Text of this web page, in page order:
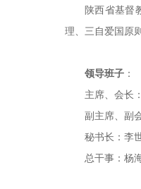
陕西省基督
理、三自爱国原
领导班子 ：
主席、会长
副主席、副
秘书长：李
总干事：杨